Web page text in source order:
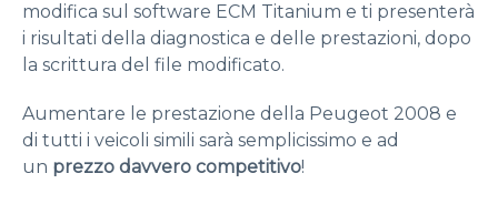
modifica sul software ECM Titanium e ti presenterà
i risultati della diagnostica e delle prestazioni, dopo
la scrittura del file modificato.
Aumentare le prestazione della Peugeot 2008 e
di tutti i veicoli simili sarà semplicissimo e ad
un prezzo davvero competitivo!